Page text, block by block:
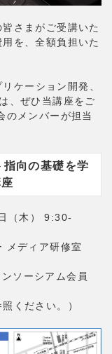
さまがご受講いた
を、全額負担いた
ケーション開発、
、ぜひ当講座をご
のメンバーが担当
向の基礎を学
（木） 9:30-
メディア研修室
ソーシアム会員
ください。）